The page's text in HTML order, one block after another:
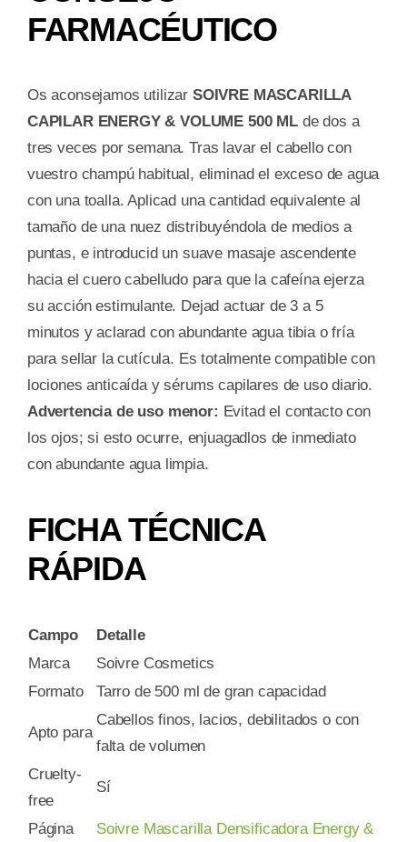
FARMACÉUTICO
Os aconsejamos utilizar SOIVRE MASCARILLA
CAPILAR ENERGY & VOLUME 500 MLde dos a
tres veces por semana. Tras lavar el cabello con
vuestro champú habitual, eliminad el exceso de agua
con una toalla. Aplicad una cantidad equivalente al
tamaño de una nuez distribuyéndola de medios a
puntas, e introducid un suave masaje ascendente
hacia el cuero cabelludo para que la cafeína ejerza
su acción estimulante. Dejad actuar de 3 a 5
minutos y aclarad con abundante agua tibia o fría
para sellar la cutícula. Es totalmente compatible con
lociones anticaída y sérums capilares de uso diario.
Advertencia de uso menor: Evitad el contacto con
los ojos; si esto ocurre, enjuagadlos de inmediato
con abundante agua limpia.
FICHA TÉCNICA
RÁPIDA
Campo
Detalle
Marca
Soivre Cosmetics
Formato
Tarro de 500 ml de gran capacidad
Apto para
Cabellos finos, lacios, debilitados o con
falta de volumen
Cruelty-
free
Sí
Página Soivre Mascarilla Densificadora Energy &